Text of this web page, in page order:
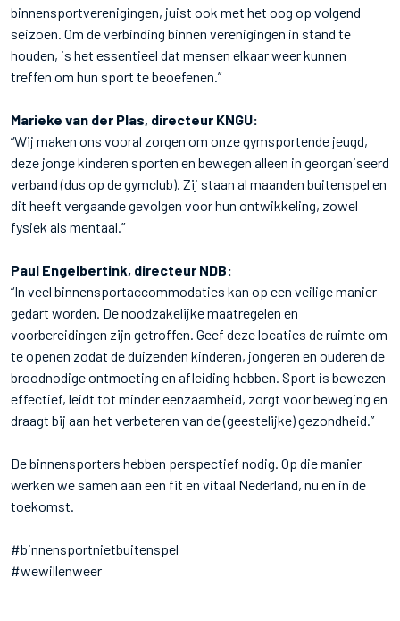
binnensportverenigingen, juist ook met het oog op volgend
seizoen. Om de verbinding binnen verenigingen in stand te
houden, is het essentieel dat mensen elkaar weer kunnen
treffen om hun sport te beoefenen.”
Marieke van der Plas, directeur KNGU:
“Wij maken ons vooral zorgen om onze gymsportende jeugd,
deze jonge kinderen sporten en bewegen alleen in georganiseerd
verband (dus op de gymclub). Zij staan al maanden buitenspel en
dit heeft vergaande gevolgen voor hun ontwikkeling, zowel
fysiek als mentaal.”
Paul Engelbertink, directeur NDB:
“In veel binnensportaccommodaties kan op een veilige manier
gedart worden. De noodzakelijke maatregelen en
voorbereidingen zijn getroffen. Geef deze locaties de ruimte om
te openen zodat de duizenden kinderen, jongeren en ouderen de
broodnodige ontmoeting en afleiding hebben. Sport is bewezen
effectief, leidt tot minder eenzaamheid, zorgt voor beweging en
draagt bij aan het verbeteren van de (geestelijke) gezondheid.”
De binnensporters hebben perspectief nodig. Op die manier
werken we samen aan een fit en vitaal Nederland, nu en in de
toekomst.
#binnensportnietbuitenspel
#wewillenweer